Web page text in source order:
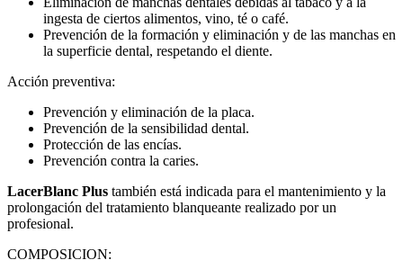
ingesta de ciertos alimentos, vino, té o café.
Prevención de la formación y eliminación y de las manchas en
la superficie dental, respetando el diente.
Acción preventiva:
Prevención y eliminación de la placa.
Prevención de la sensibilidad dental.
Protección de las encías.
Prevención contra la caries.
LacerBlanc Plus también está indicada para el mantenimiento y la
prolongación del tratamiento blanqueante realizado por un
profesional.
COMPOSICION: